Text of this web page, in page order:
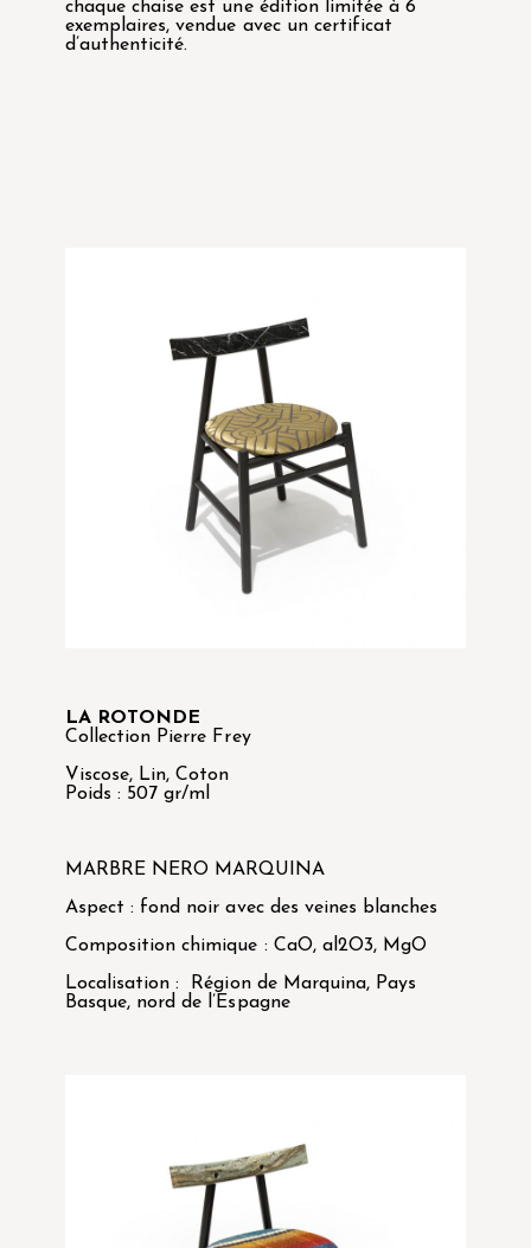
chaque chaise est une édition limitée à 6
exemplaires, vendue avec un certificat
d’authenticité.
LA ROTONDE
Collection Pierre Frey
Viscose, Lin, Coton
Poids : 507 gr/ml
MARBRE NERO MARQUINA
Aspect : fond noir avec des veines blanches
Composition chimique : CaO, al2O3, MgO
Localisation : Région de Marquina, Pays
Basque, nord de l’Espagne